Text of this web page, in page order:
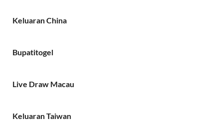
Keluaran China
Bupatitogel
Live Draw Macau
Keluaran Taiwan